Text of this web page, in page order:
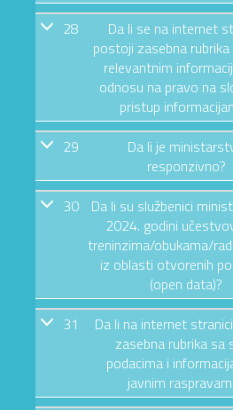
28
Da li se na internet
postoji zasebna
relevantnim
odnosu na pravo na
pristup
29
Da li je
responzivno?
30
Da li su službenici
2024. godini
treninzima/obukama/
iz oblasti otvorenih
(open data)?
31
Da li na internet
zasebna rubrika sa
podacima i
javnim